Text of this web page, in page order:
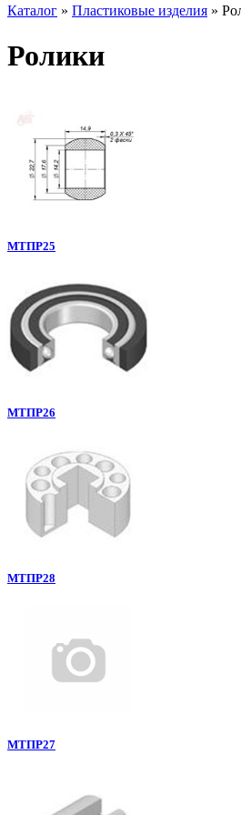
Каталог » Пластиковые изделия »
Ролики
МТПР25
МТПР26
МТПР28
МТПР27